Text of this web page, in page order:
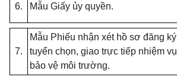
6. Mẫu Giấy ủy quyền.
7.
Mẫu Phiếu nhận xét hồ sơ đăng ký
tuyển chọn, giao trực tiếp nhiệm vụ
bảo vệ môi trường.